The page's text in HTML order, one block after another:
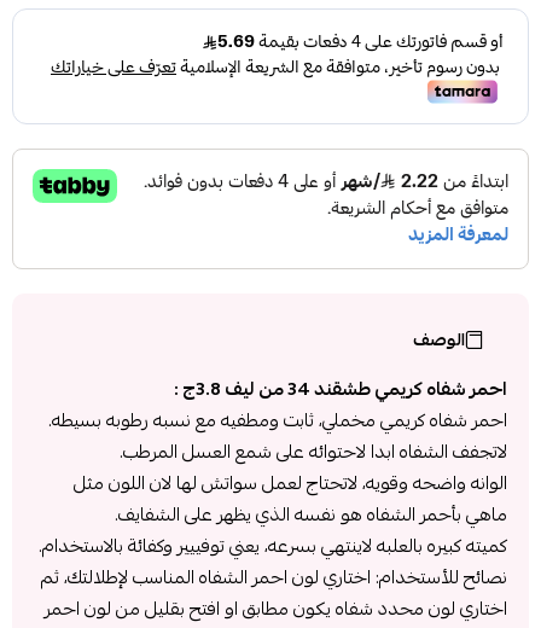
الوصف
احمر شفاه كريمي طشقند 34 من ليف 3.8ج :
احمر شفاه كريمي مخملي، ثابت ومطفيه مع نسبه رطوبه بسيطه.
لاتجفف الشفاه ابدا لاحتوائه على شمع العسل المرطب.
الوانه واضحه وقويه، لاتحتاج لعمل سواتش لها لان اللون مثل
ماهي بأحمر الشفاه هو نفسه الذي يظهر على الشفايف.
كميته كبيره بالعلبه لاينتهي بسرعه، يعني توفييير وكفائة بالاستخدام.
نصائح للأستخدام: اختاري لون احمر الشفاه المناسب لإطلالتك، ثم
اختاري لون محدد شفاه يكون مطابق او افتح بقليل من لون احمر